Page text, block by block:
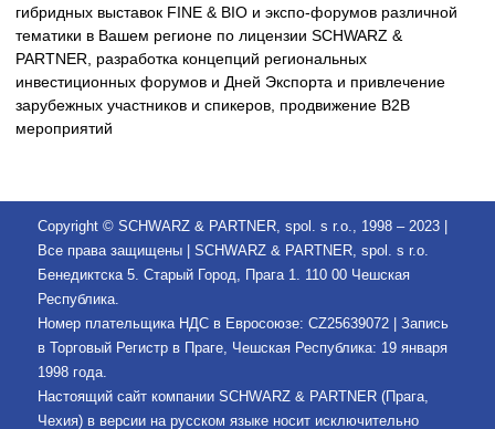
гибридных выставок FINE & BIO и экспо-форумов различной
тематики в Вашем регионе по лицензии SCHWARZ &
PARTNER, разработка концепций региональных
инвестиционных форумов и Дней Экспорта и привлечение
зарубежных участников и спикеров, продвижение B2B
мероприятий
Copyright © SCHWARZ & PARTNER, spol. s r.o., 1998 – 2023 |
Все права защищены | SCHWARZ & PARTNER, spol. s r.o.
Бенедиктска 5. Старый Город, Прага 1. 110 00 Чешская
Республика.
Номер плательщика НДС в Евросоюзе: CZ25639072 | Запись
в Торговый Регистр в Праге, Чешская Республика: 19 января
1998 года.
Настоящий сайт компании SCHWARZ & PARTNER (Прага,
Чехия) в версии на русском языке носит исключительно